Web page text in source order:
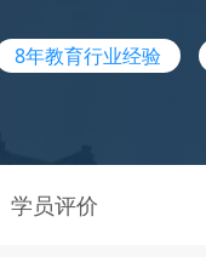
8年教育行业经验
学员评价